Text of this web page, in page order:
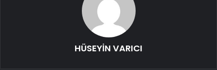
HÜSEYİN VARICI